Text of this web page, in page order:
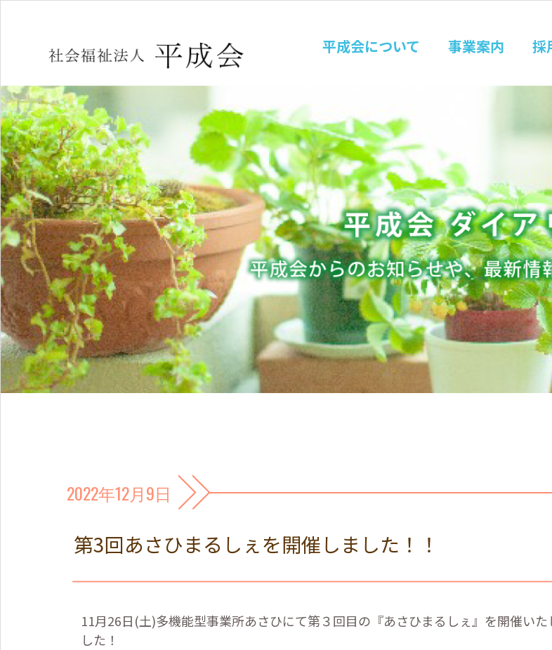
平成会について
事業案内 採
2022年12月9日
第3回あさひまるしぇを開催しました！！
11月26日(土)多機能型事業所あさひにて第３回目の『あさひまるしぇ』を開催いた
した！